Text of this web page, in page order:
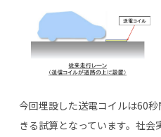
今回埋設した送電コイルは60秒
きる試算となっています。社